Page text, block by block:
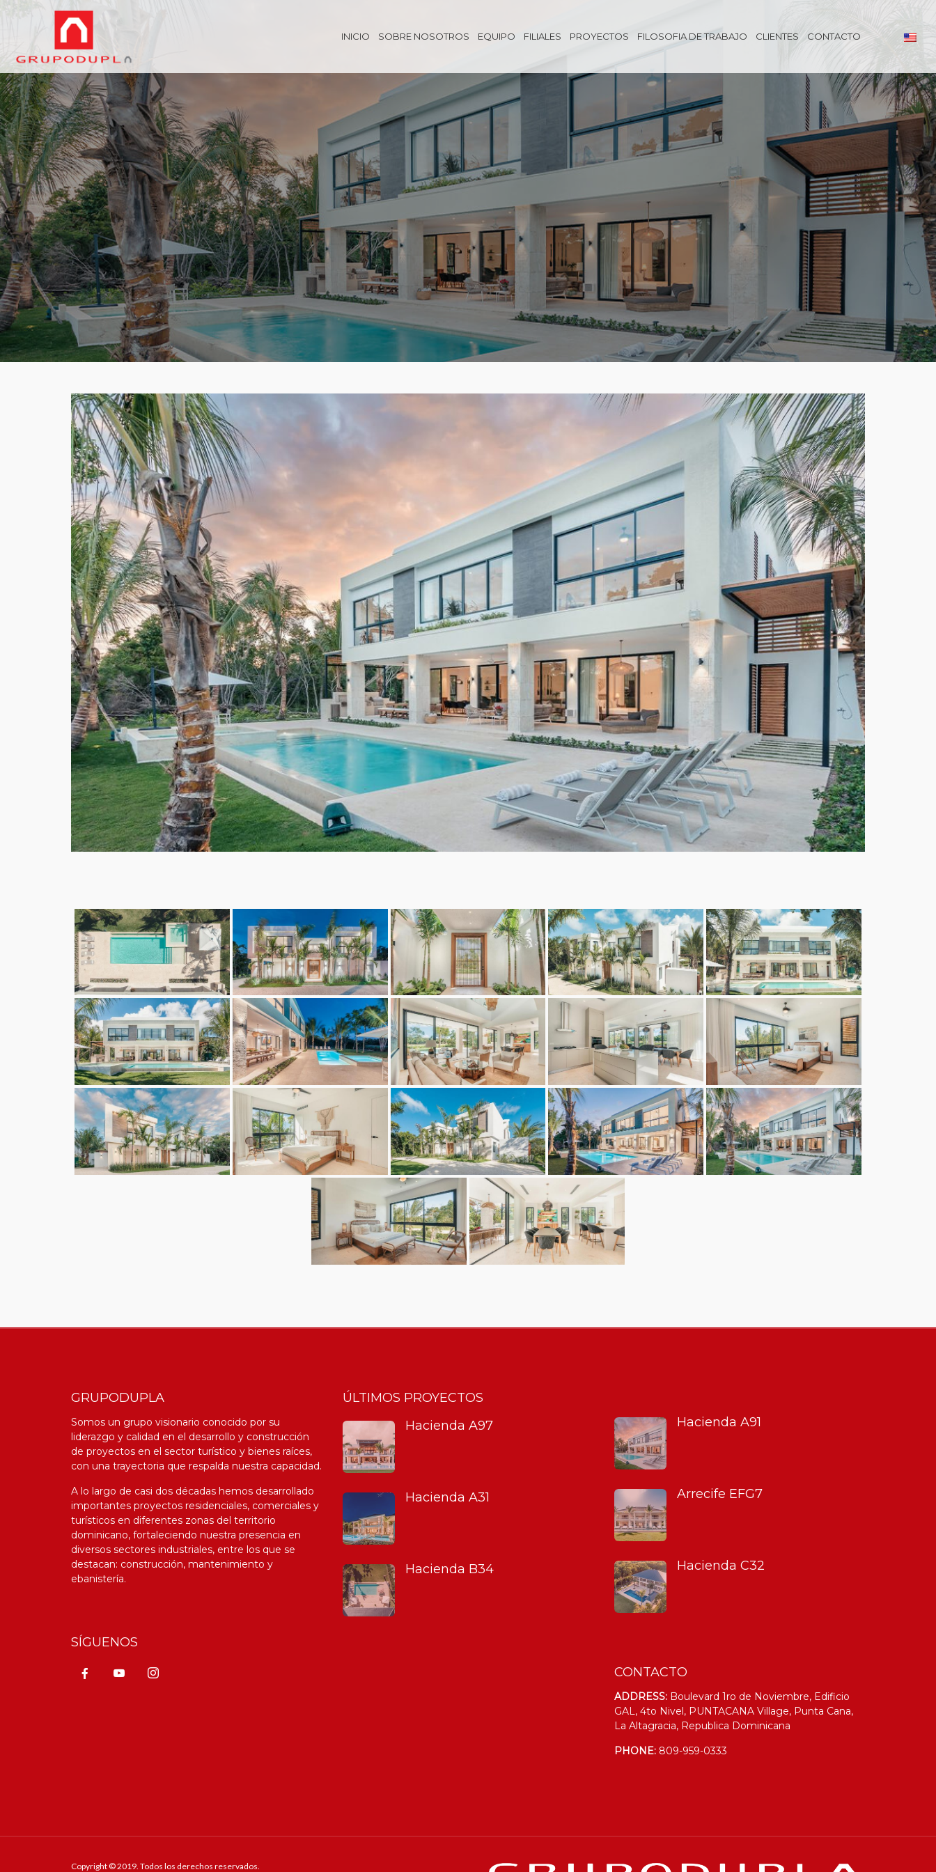
INICIO SOBRE NOSOTROS EQUIPO FILIALES PROYECTOS FILOSOFIA DE TRABAJO CLIENTES CONTACTO
GRUPODUPLA
Somos un grupo visionario conocido por su
liderazgo y calidad en el desarrollo y construcción
de proyectos en el sector turístico y bienes raíces,
con una trayectoria que respalda nuestra capacidad.
A lo largo de casi dos décadas hemos desarrollado
importantes proyectos residenciales, comerciales y
turísticos en diferentes zonas del territorio
dominicano, fortaleciendo nuestra presencia en
diversos sectores industriales, entre los que se
destacan: construcción, mantenimiento y
ebanistería.
SÍGUENOS
ÚLTIMOS PROYECTOS
Hacienda A97
Hacienda A31
Hacienda B34
Hacienda A91
Arrecife EFG7
Hacienda C32
CONTACTO
ADDRESS: Boulevard 1ro de Noviembre, Edificio
GAL, 4to Nivel, PUNTACANA Village, Punta Cana,
La Altagracia, Republica Dominicana
PHONE: 809-959-0333
Copyright © 2019. Todos los derechos reservados.